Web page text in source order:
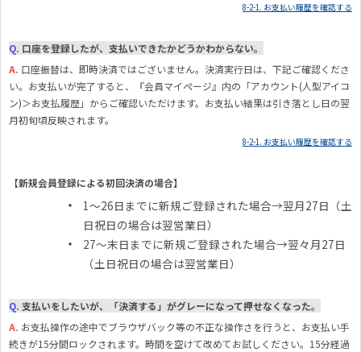
8-2-1. お支払い履歴を確認する
Q. 口座を登録したが、支払いできたかどうかわからない。
A. 口座振替は、即時決済ではございません。決済実行日は、下記ご確認くださ
い。お支払いが完了すると、『会員マイページ』内の「アカウント(人型アイコ
ン)＞お支払履歴」からご確認いただけます。お支払い結果は引き落とし日の翌
月初旬頃反映されます。
8-2-1. お支払い履歴を確認する
【新規会員登録による初回決済の場合】
1～26日までに新規ご登録された場合→翌月27日（土
日祝日の場合は翌営業日）
27～末日までに新規ご登録された場合→翌々月27日
（土日祝日の場合は翌営業日）
Q. 支払いをしたいが、「決済する」がグレーになって押せなくなった。
A. お支払操作の途中でブラウザバック等の不正な操作さを行うと、お支払い手
続きが15分間ロックされます。時間を空けて改めてお試しください。15分経過